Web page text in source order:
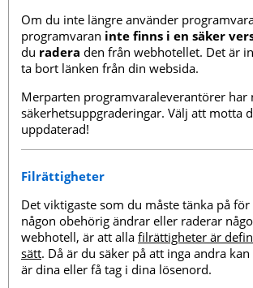
Om du inte längre använder
programvaran inte finns i en säker
du radera den från webhotellet. Det är
ta bort länken från din websida.
Merparten programvaraleverantörer har
säkerhetsuppgraderingar. Välj att motta
uppdaterad!
Filrättigheter
Det viktigaste som du måste tänka på
någon obehörig ändrar eller raderar
webhotell, är att alla filrättigheter är
sätt. Då är du säker på att inga andra
är dina eller få tag i dina lösenord.